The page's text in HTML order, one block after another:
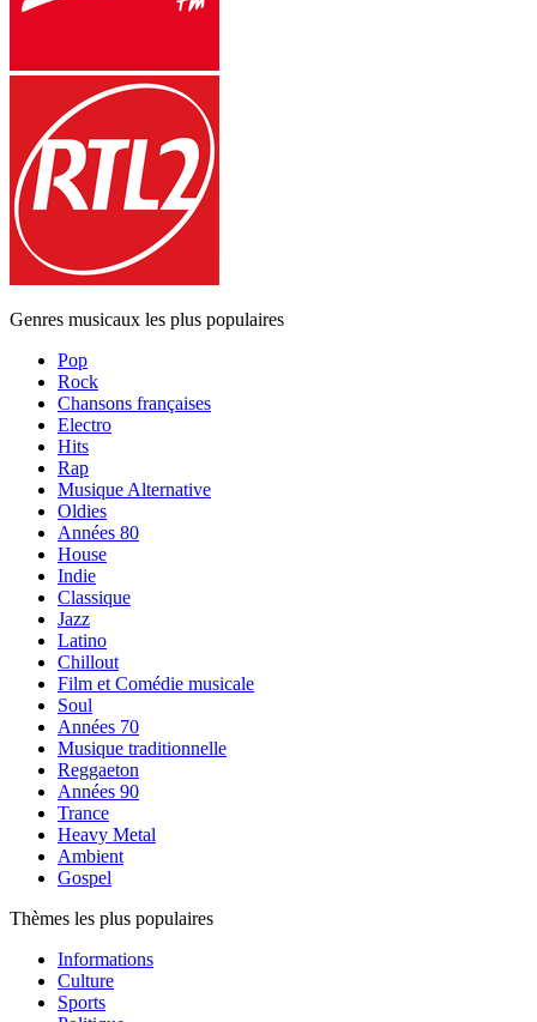
Genres musicaux les plus populaires
Pop
Rock
Chansons françaises
Electro
Hits
Rap
Musique Alternative
Oldies
Années 80
House
Indie
Classique
Jazz
Latino
Chillout
Film et Comédie musicale
Soul
Années 70
Musique traditionnelle
Reggaeton
Années 90
Trance
Heavy Metal
Ambient
Gospel
Thèmes les plus populaires
Informations
Culture
Sports